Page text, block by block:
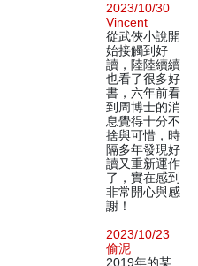
2023/10/30
Vincent
從武俠小說開
始接觸到好
讀，陸陸續續
也看了很多好
書，六年前看
到周博士的消
息覺得十分不
捨與可惜，時
隔多年發現好
讀又重新運作
了，實在感到
非常開心與感
謝！
2023/10/23
偷泥
2019年的某